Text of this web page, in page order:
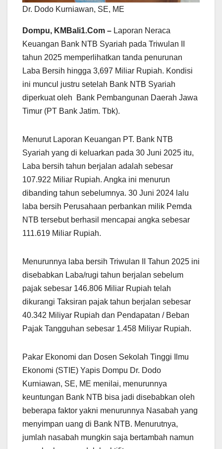
Dr. Dodo Kurniawan, SE, ME
Dompu, KMBali1.Com – Laporan Neraca
Keuangan Bank NTB Syariah pada Triwulan II
tahun 2025 memperlihatkan tanda penurunan
Laba Bersih hingga 3,697 Miliar Rupiah. Kondisi
ini muncul justru setelah Bank NTB Syariah
diperkuat oleh Bank Pembangunan Daerah Jawa
Timur (PT Bank Jatim. Tbk).
Menurut Laporan Keuangan PT. Bank NTB
Syariah yang di keluarkan pada 30 Juni 2025 itu,
Laba bersih tahun berjalan adalah sebesar
107.922 Miliar Rupiah. Angka ini menurun
dibanding tahun sebelumnya. 30 Juni 2024 lalu
laba bersih Perusahaan perbankan milik Pemda
NTB tersebut berhasil mencapai angka sebesar
111.619 Miliar Rupiah.
Menurunnya laba bersih Triwulan II Tahun 2025 ini
disebabkan Laba/rugi tahun berjalan sebelum
pajak sebesar 146.806 Miliar Rupiah telah
dikurangi Taksiran pajak tahun berjalan sebesar
40.342 Miliyar Rupiah dan Pendapatan / Beban
Pajak Tangguhan sebesar 1.458 Miliyar Rupiah.
Pakar Ekonomi dan Dosen Sekolah Tinggi Ilmu
Ekonomi (STIE) Yapis Dompu Dr. Dodo
Kurniawan, SE, ME menilai, menurunnya
keuntungan Bank NTB bisa jadi disebabkan oleh
beberapa faktor yakni menurunnya Nasabah yang
menyimpan uang di Bank NTB. Menurutnya,
jumlah nasabah mungkin saja bertambah namun